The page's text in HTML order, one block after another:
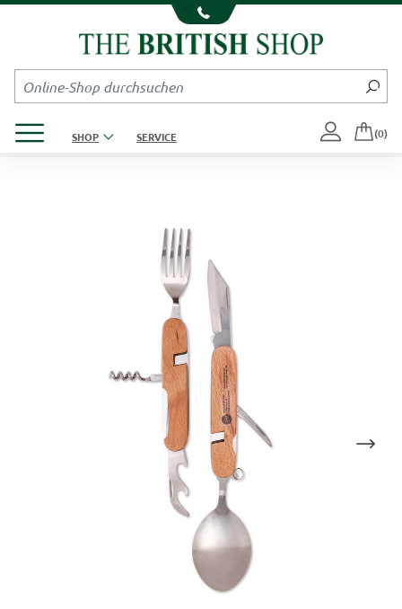
Kompletten Head der Seite überspringen
SHOP SERVICE (0)